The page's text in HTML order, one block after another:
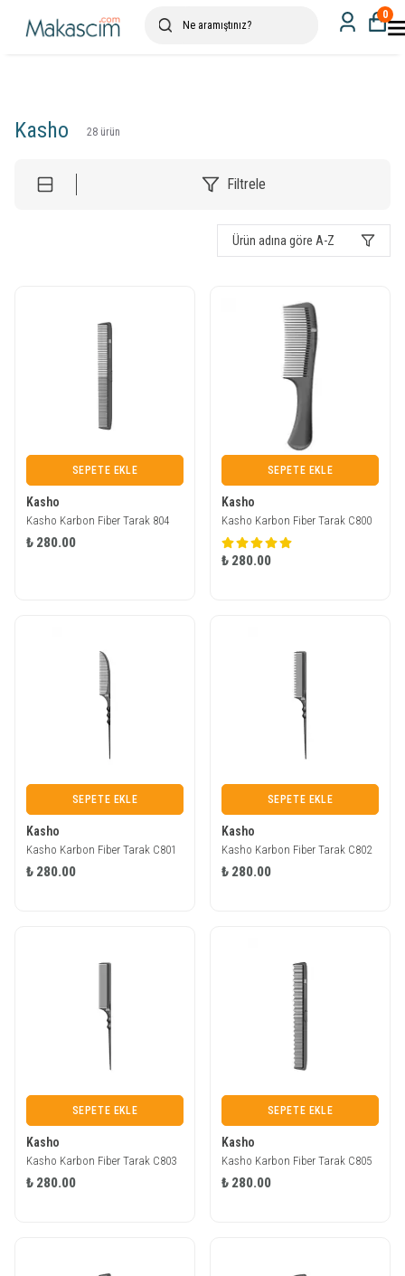
0
Kasho 28 ürün
Filtrele
Ürün adına göre A-Z
SEPETE EKLE
Kasho
Kasho Karbon Fiber Tarak 804
₺ 280.00
SEPETE EKLE
Kasho
Kasho Karbon Fiber Tarak C800
₺ 280.00
SEPETE EKLE
Kasho
Kasho Karbon Fiber Tarak C801
₺ 280.00
SEPETE EKLE
Kasho
Kasho Karbon Fiber Tarak C802
₺ 280.00
SEPETE EKLE
Kasho
Kasho Karbon Fiber Tarak C803
₺ 280.00
SEPETE EKLE
Kasho
Kasho Karbon Fiber Tarak C805
₺ 280.00